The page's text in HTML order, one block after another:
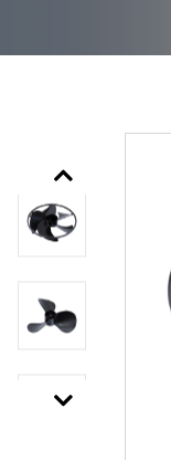
Previous
Next